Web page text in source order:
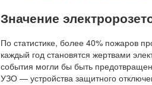
Значение
По статистике, более 40% пожаров
каждый год становятся жертвами
события могли бы быть
УЗО — устройства защитного